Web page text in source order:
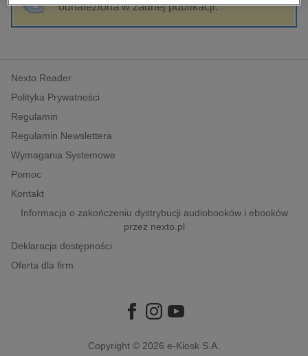
hobby, sport, rozrywka
komputery, internet, technologie, informatyka
polityka, społeczno-informacyjne
psychologiczne
inne
popularno-naukowe
historia
odnaleziona w żadnej publikacji.
Nexto Reader
Polityka Prywatności
Regulamin
Regulamin Newslettera
Wymagania Systemowe
Pomoc
Kontakt
Informacja o zakończeniu dystrybucji audiobooków i ebooków
przez nexto.pl
Deklaracja dostępności
Oferta dla firm
Copyright © 2026 e-Kiosk S.A.